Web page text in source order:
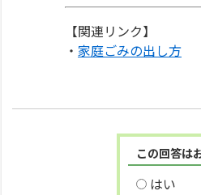
【関連リンク】
・ 家庭ごみの出し方
この回答は
はい